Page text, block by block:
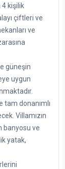
4 kişilik
çiftleri ve
ve
güneşin
uygun
tam donanımlı
Villamızın
banyosu ve
yatak,